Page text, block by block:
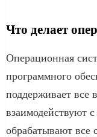
Что делает
Операционная
программного
поддерживает все
взаимодействуют
обрабатывают